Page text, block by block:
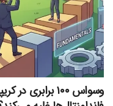
وسواس ۱۰۰